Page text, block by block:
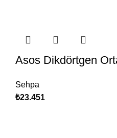
Asos Dikdörtgen
Sehpa
₺23.451